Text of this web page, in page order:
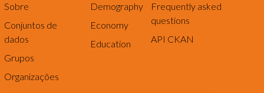
Sobre
Conjuntos de
dados
Grupos
Organizações
Demography
Economy
Education
Frequently asked
questions
API CKAN